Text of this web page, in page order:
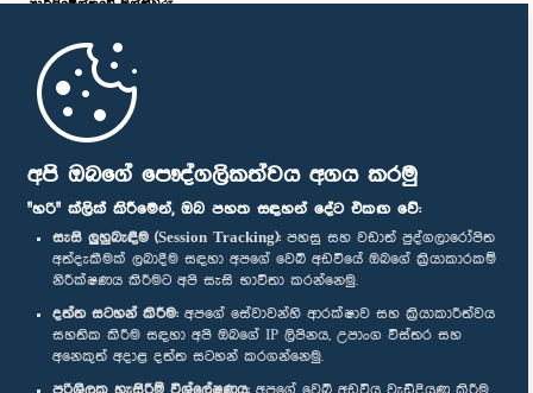
අපි ඔබගේ පෞද්ගලිකත්වය අගය කරමු
"හරි" ක්ලික් කිරීමෙන්, ඔබ පහත සඳහන් දේට එකඟ වේ:
සැසි ලුහුබැඳීම (Session Tracking): පහසු සහ වඩාත් පුද්ගලාරෝපිත
අත්දැකීමක් ලබාදීම සඳහා අපගේ වෙබ් අඩවියේ ඔබගේ ක්‍රියාකාරකම්
නිරීක්ෂණය කිරීමට අපි සැසි භාවිතා කරන්නෙමු.
දත්ත සටහන් කිරීම: අපගේ සේවාවන්හි ආරක්ෂාව සහ ක්‍රියාකාරීත්වය
සහතික කිරීම සඳහා අපි ඔබගේ IP ලිපිනය, උපාංග විස්තර සහ
අනෙකුත් අදාළ දත්ත සටහන් කරගන්නෙමු.
ප.ව. 2:39 - ප.ව. 2:48
ප.ව. 2:48 - ප.ව. 2:57
ප.ව. 2:57 - ප.ව. 3:04
ප.ව. 3:04 - ප.ව. 3:14
පාර්ලි‌මේන්තුවේ මන්ත්‍රීවරු
මුල් පිටුව
පාර්ලිමේන්තු ජංගම යෙදුම
අප හා සම්බන්ධ වී සිටින්න :
සම්මාන